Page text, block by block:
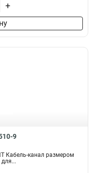
+
9
Кабель-канал размером